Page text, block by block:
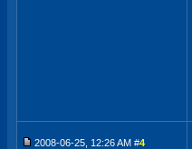
2008-06-25, 12:26 AM #4